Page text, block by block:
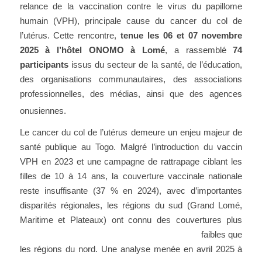
relance de la vaccination contre le virus du papillome
humain (VPH), principale cause du cancer du col de
l’utérus. Cette rencontre,tenue les 06 et 07 novembre
2025 à l’hôtel ONOMO à Lomé, a rassemblé74
participantsissus du secteur de la santé, de l’éducation,
des organisations communautaires, des associations
professionnelles, des médias, ainsi que des agences
onusiennes.
Le cancer du col de l’utérus demeure un enjeu majeur de
santé publique au Togo. Malgré l’introduction du vaccin
VPH en 2023 et une campagne de rattrapage ciblant les
filles de 10 à 14 ans, la couverture vaccinale nationale
reste insuffisante (37 % en 2024), avec d’importantes
disparités régionales, les régions du sud (Grand Lomé,
Maritime et Plateaux) ont connu des couvertures plus
faibles que
les régions du nord. Une analyse menée en avril 2025 à